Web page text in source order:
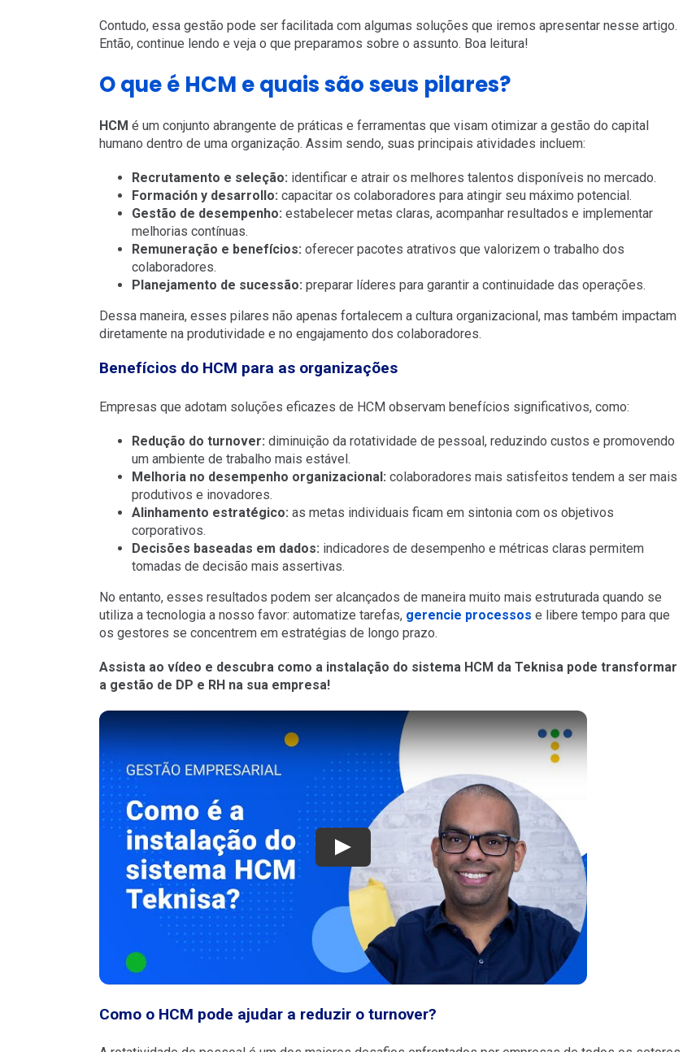
Contudo, essa gestão pode ser facilitada com algumas soluções que iremos apresentar nesse artigo.
Então, continue lendo e veja o que preparamos sobre o assunto. Boa leitura!
O que é HCM e quais são seus pilares?
HCM é um conjunto abrangente de práticas e ferramentas que visam otimizar a gestão do capital
humano dentro de uma organização. Assim sendo, suas principais atividades incluem:
Recrutamento e seleção: identificar e atrair os melhores talentos disponíveis no mercado.
Formación y desarrollo: capacitar os colaboradores para atingir seu máximo potencial.
Gestão de desempenho: estabelecer metas claras, acompanhar resultados e implementar
melhorias contínuas.
Remuneração e benefícios: oferecer pacotes atrativos que valorizem o trabalho dos
colaboradores.
Planejamento de sucessão: preparar líderes para garantir a continuidade das operações.
Dessa maneira, esses pilares não apenas fortalecem a cultura organizacional, mas também impactam
diretamente na produtividade e no engajamento dos colaboradores.
Benefícios do HCM para as organizações
Empresas que adotam soluções eficazes de HCM observam benefícios significativos, como:
Redução do turnover: diminuição da rotatividade de pessoal, reduzindo custos e promovendo
um ambiente de trabalho mais estável.
Melhoria no desempenho organizacional: colaboradores mais satisfeitos tendem a ser mais
produtivos e inovadores.
Alinhamento estratégico: as metas individuais ficam em sintonia com os objetivos
corporativos.
Decisões baseadas em dados: indicadores de desempenho e métricas claras permitem
tomadas de decisão mais assertivas.
No entanto, esses resultados podem ser alcançados de maneira muito mais estruturada quando se
utiliza a tecnologia a nosso favor: automatize tarefas, gerencie processos e libere tempo para que
os gestores se concentrem em estratégias de longo prazo.
Assista ao vídeo e descubra como a instalação do sistema HCM da Teknisa pode transformar
a gestão de DP e RH na sua empresa!
Play
Como o HCM pode ajudar a reduzir o turnover?